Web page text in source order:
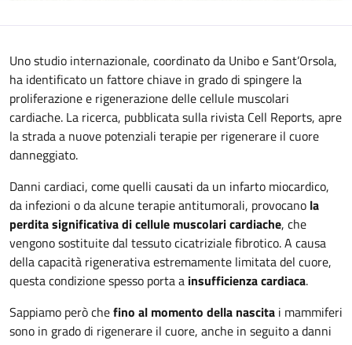
Uno studio internazionale, coordinato da Unibo e Sant’Orsola,
ha identificato un fattore chiave in grado di spingere la
proliferazione e rigenerazione delle cellule muscolari
cardiache. La ricerca, pubblicata sulla rivista Cell Reports, apre
la strada a nuove potenziali terapie per rigenerare il cuore
danneggiato.
Danni cardiaci, come quelli causati da un infarto miocardico,
da infezioni o da alcune terapie antitumorali, provocano la
perdita significativa di cellule muscolari cardiache, che
vengono sostituite dal tessuto cicatriziale fibrotico. A causa
della capacità rigenerativa estremamente limitata del cuore,
questa condizione spesso porta a insufficienza cardiaca.
Sappiamo però chefino al momento della nascita i mammiferi
sono in grado di rigenerare il cuore, anche in seguito a danni